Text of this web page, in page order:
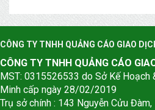
CÔNG TY TNHH QUẢNG CÁO GIAO
CÔNG TY TNHH QUẢNG CÁO
MST: 0315526533 do Sở Kế Hoạch
Minh cấp ngày 28/02/2019
Trụ sở chính : 143 Nguyễn Cửu